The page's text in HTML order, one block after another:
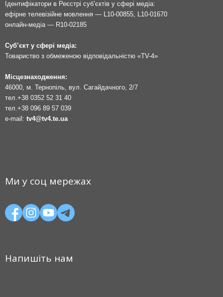
Ідентифікатори в Реєстрі суб’єктів у сфері медіа:
ефірне телевізійне мовлення — L10-00855, L10-01670
онлайн-медіа — R10-02185
Суб’єкт у сфері медіа:
Товариство з обмеженою відповідальністю «TV-4»
Місцезнаходження:
46000, м. Тернопіль, вул. Сагайдачного, 2/7
тел. +38 0352 52 31 40
тел. +38 096 89 57 039
e-mail: tv4@tv4.te.ua
Ми у соц мережах
Напишіть нам